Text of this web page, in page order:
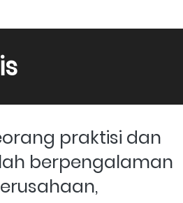
praktisi dan
berpengalaman